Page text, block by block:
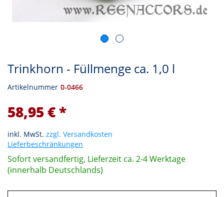
Trinkhorn - Füllmenge ca. 1,0 l
Artikelnummer 0-0466
58,95 € *
inkl. MwSt. zzgl. Versandkosten
Lieferbeschränkungen
Sofort versandfertig, Lieferzeit ca. 2-4 Werktage
(innerhalb Deutschlands)